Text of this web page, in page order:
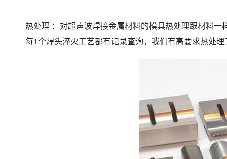
热处理 ：对超声波焊接金属材料的模具热处理跟材料
每1个焊头淬火工艺都有记录查询，我们有高要求热处理